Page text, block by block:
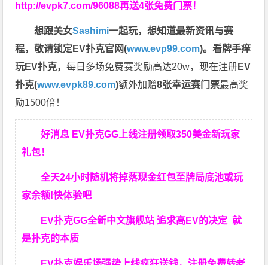
http://evpk7.com/96088再送4张免费门票！
想跟美女Sashimi一起玩，想知道最新资讯与赛
程，敬请锁定EV扑克官网(www.evp99.com)。看牌手痒
玩EV扑克，每日多场免费赛奖励高达20w，现在注册EV
扑克(www.evpk89.com)额外加赠8张幸运赛门票最高奖
励1500倍！
好消息 EV扑克GG上线注册领取350美金新玩家
礼包！
全天24小时随机将掉落现金红包至牌局底池或玩
家余额!快体验吧
EV扑克GG全新中文旗舰站 追求高EV的决定就
是扑克的本质